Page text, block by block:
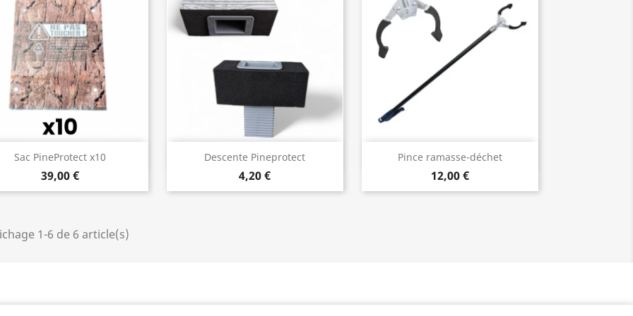
Sac PineProtect x10
39,00 €
Aperçu rapide Descente Pineprotect
4,20 €
Aperçu rapide Pince ramasse-déchet
12,00 €
Aperçu rapide
1-6 de 6 article(s)